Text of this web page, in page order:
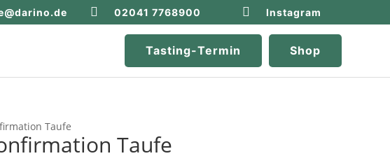
 02041 7768900  Instagram
Tasting-Termin Shop
Taufe
Taufe